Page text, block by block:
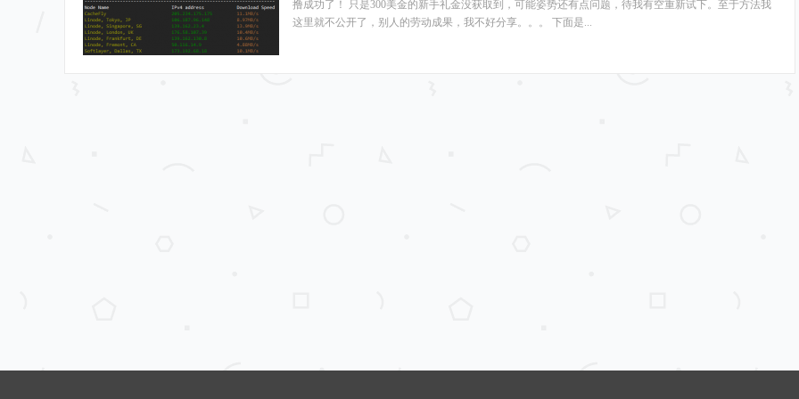
撸成功了！ 只是300美金的新手礼金没获取到，可能姿势还有点问题，待我有空重新试下。至于方法我
这里就不公开了，别人的劳动成果，我不好分享。。。 下面是...